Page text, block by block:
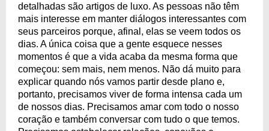
detalhadas são artigos de luxo. As pessoas não têm
mais interesse em manter diálogos interessantes com
seus parceiros porque, afinal, elas se veem todos os
dias. A única coisa que a gente esquece nesses
momentos é que a vida acaba da mesma forma que
começou: sem mais, nem menos. Não dá muito para
explicar quando nós vamos partir desde plano e,
portanto, precisamos viver de forma intensa cada um
de nossos dias. Precisamos amar com todo o nosso
coração e também conversar com tudo o que temos.